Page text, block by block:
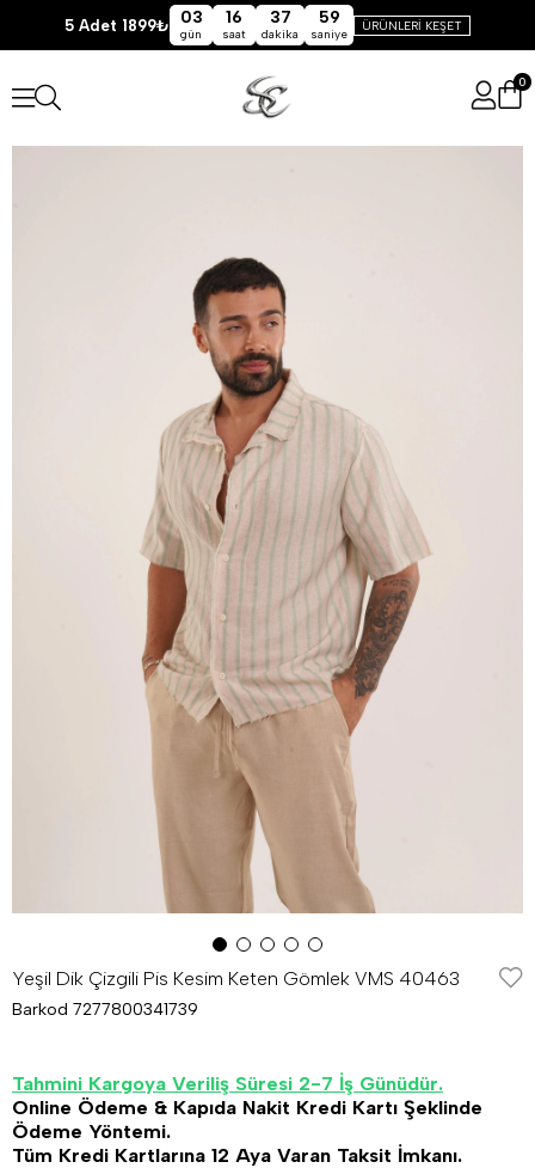
5 Adet 1899₺ 03
gün
16
saat
37
dakika
59
saniye
ÜRÜNLERİ KEŞET
0
Yeşil Dik Çizgili Pis Kesim Keten Gömlek VMS 40463
Barkod 7277800341739
Tahmini Kargoya Veriliş Süresi 2-7 İş Günüdür.
Online Ödeme & Kapıda Nakit Kredi Kartı Şeklinde
Ödeme Yöntemi.
Tüm Kredi Kartlarına 12 Aya Varan Taksit İmkanı.